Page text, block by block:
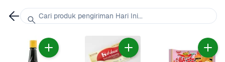
Cari produk pengiriman Hari Ini...